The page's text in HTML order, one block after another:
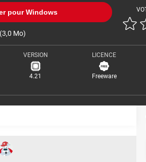
pour Windows
(3,0 Mo)
VERSION
4.21
LICENCE
Freeware